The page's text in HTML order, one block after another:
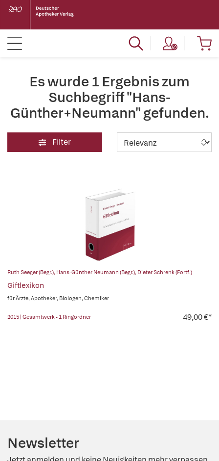
Es wurde 1 Ergebnis zum
Suchbegriff "Hans-
Günther+Neumann" gefunden.
Filter
Ruth Seeger (Begr.), Hans-Günther Neumann (Begr.), Dieter Schrenk (Fortf.)
Giftlexikon
für Ärzte, Apotheker, Biologen, Chemiker
2015 | Gesamtwerk - 1 Ringordner 49,00 €*
Newsletter